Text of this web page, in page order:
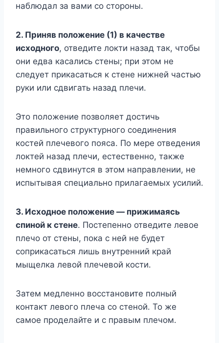
наблюдал за вами со стороны.
2. Приняв положение (1) в качестве
исходного, отведите локти назад так, чтобы
они едва касались стены; при этом не
следует прикасаться к стене нижней частью
руки или сдвигать назад плечи.
Это положение позволяет достичь
правильного структурного соединения
костей плечевого пояса. По мере отведения
локтей назад плечи, естественно, также
немного сдвинутся в этом направлении, не
испытывая специально прилагаемых усилий.
3. Исходное положение — прижимаясь
спиной к стене. Постепенно отведите левое
плечо от стены, пока с ней не будет
соприкасаться лишь внутренний край
мыщелка левой плечевой кости.
Затем медленно восстановите полный
контакт левого плеча со стеной. То же
самое проделайте и с правым плечом.